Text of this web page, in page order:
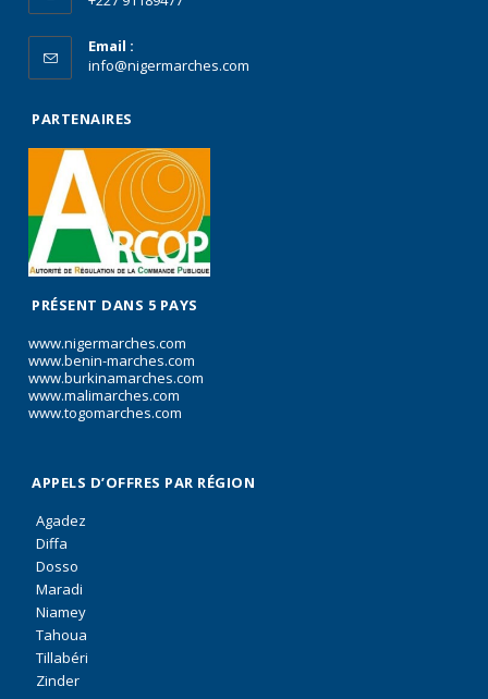
Email :
info@nigermarches.com
PARTENAIRES
PRÉSENT DANS 5 PAYS
www.nigermarches.com
www.benin-marches.com
www.burkinamarches.com
www.malimarches.com
www.togomarches.com
APPELS D’OFFRES PAR RÉGION
Agadez
Diffa
Dosso
Maradi
Niamey
Tahoua
Tillabéri
Zinder